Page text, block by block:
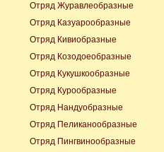
Отряд Журавлеобразные
Отряд Казуарообразные
Отряд Кивиобразные
Отряд Козодоеобразные
Отряд Кукушкообразные
Отряд Курообразные
Отряд Нандуобразные
Отряд Пеликанообразные
Отряд Пингвинообразные